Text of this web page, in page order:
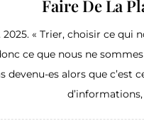
Faire De La
2025. « Trier, choisir ce
ce que nous ne
devenu-es alors que c’est